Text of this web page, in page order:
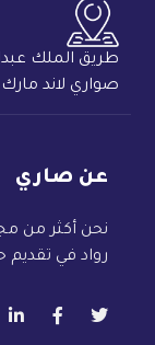
طريق الملك
صواري لاند مارك
عن صاري
نحن أكثر من
رواد في تقديم